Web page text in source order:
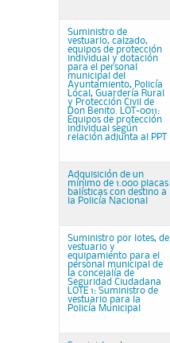
Suministro de
vestuario, calzado,
equipos de protección
individual y dotación
para el personal
municipal del
Ayuntamiento, Policía
Local, Guardería Rural
y Protección Civil de
Don Benito. LOT-0011:
Equipos de protección
individual según
relación adjunta al PPT
Adquisición de un
mínimo de 1.000 placas
balísticas con destino a
la Policía Nacional
Suministro por lotes, de
vestuario y
equipamiento para el
personal municipal de
la concejalía de
Seguridad Ciudadana
LOTE 1: Suministro de
vestuario para la
Policía Municipal